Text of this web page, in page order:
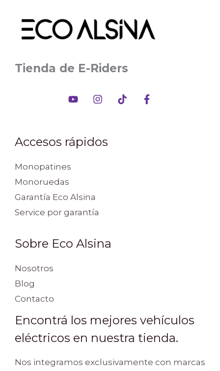
Tienda de E-Riders
Accesos rápidos
Monopatines
Monoruedas
Garantía Eco Alsina
Service por garantía
Sobre Eco Alsina
Nosotros
Blog
Contacto
Encontrá los mejores vehículos
eléctricos en nuestra tienda.
Nos integramos exclusivamente con marcas